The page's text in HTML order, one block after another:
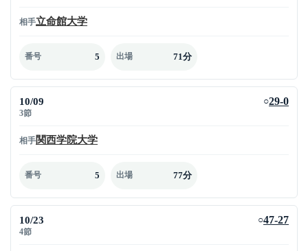
相手立命館大学
番号 5 出場 71分
10/09
3節
○29-0
相手関西学院大学
番号 5 出場 77分
10/23
4節
○47-27